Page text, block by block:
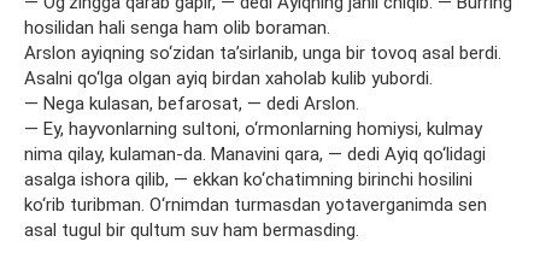
hosilidan hali senga ham olib boraman.
Arslon ayiqning so‘zidan ta’sirlanib, unga bir tovoq asal berdi.
Asalni qo‘lga olgan ayiq birdan xaholab kulib yubordi.
— Nega kulasan, befarosat, — dedi Arslon.
— Ey, hayvonlarning sultoni, o‘rmonlarning homiysi, kulmay
nima qilay, kulaman-da. Manavini qara, — dedi Ayiq qo‘lidagi
asalga ishora qilib, — ekkan ko‘chatimning birinchi hosilini
ko‘rib turibman. O‘rnimdan turmasdan yotaverganimda sen
asal tugul bir qultum suv ham bermasding.